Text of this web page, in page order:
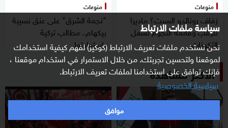
سياسة ملفات الارتباط
نحن نستخدم ملفات تعريف الارتباط (كوكيز) لفهم كيفية استخدامك
لموقعنا ولتحسين تجربتك. من خلال الاستمرار في استخدام موقعنا ،
فإنك توافق على استخدامنا لملفات تعريف الارتباط.
سياسية الخصوصية
موافق
منوعات
زفاف رونالدو السبت؟ ماديرا
تترقب وقائمة النجوم تشعل
التكهنات
منوعات
"نجمة الشرق" على عنق نسيبة
بيكهام.. مطالب تركية
باستعادتها
الأكثر مشاهدة